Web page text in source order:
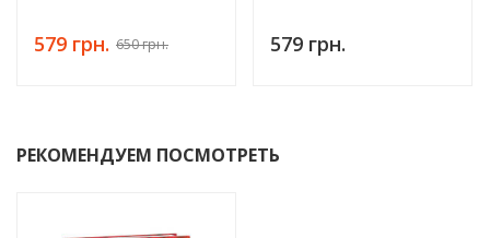
579 грн. 650 грн. 579 грн.
РЕКОМЕНДУЕМ ПОСМОТРЕТЬ